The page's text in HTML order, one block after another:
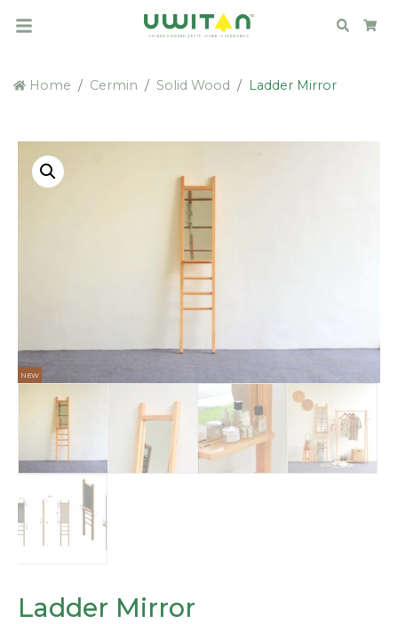
Search
Home Cermin Solid Wood Ladder Mirror
NEW
Ladder Mirror